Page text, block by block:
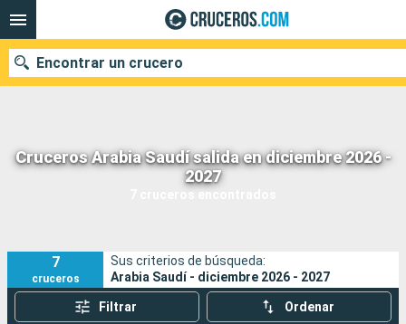
Cruceros Arabia Saudí salida en diciembre 2026 -
2027
7 cruceros encontrados
Encontrar un crucero
Nuestros destinos
Buscar
7
cruceros
Sus criterios de búsqueda:
Arabia Saudí - diciembre 2026 - 2027
Filtrar Ordenar